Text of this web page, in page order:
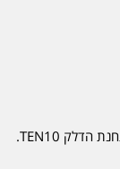
האילן 4 אור עקיבא - מתחם העסקים ''מבנה'' חניון תחנת הדלק TEN10.